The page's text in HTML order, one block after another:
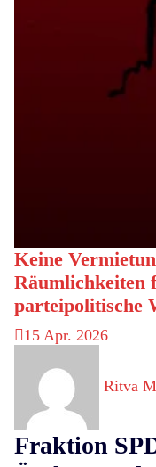
Keine
Räumlichkeiten
parteipolitische
15 Apr. 2026
Ritva
Fraktion